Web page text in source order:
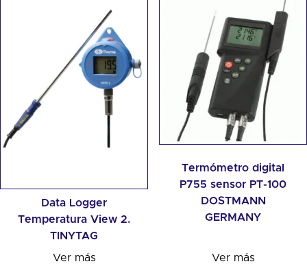
Data Logger
Temperatura View 2.
TINYTAG
Ver más
Termómetro digital
P755 sensor PT-100
DOSTMANN
GERMANY
Ver más